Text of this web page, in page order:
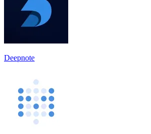
Deepnote